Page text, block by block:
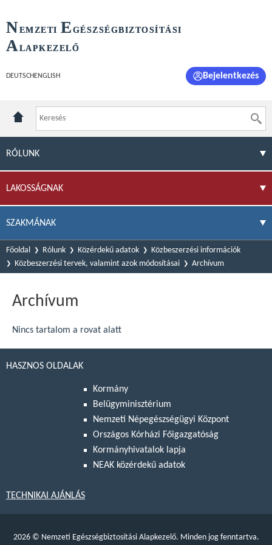
NEMZETI E GÉSZSÉGBIZTOSÍTÁSI
ALAPKEZELŐ
DEUTSCH ENGLISH Bejelentkezés
RÓLUNK
LAKOSSÁGNAK
SZAKMÁNAK
Főoldal Rólunk Közérdekű adatok
Közbeszerzési információk
Közbeszerzési tervek, valamint azok módosításai
Archívum
Archívum
Nincs tartalom a rovat alatt
HASZNOS OLDALAK
Kormány
Belügyminisztérium
Nemzeti Népegészségügyi Központ
Országos Kórházi Főigazgatóság
Kormányhivatalok lapja
NEAK közérdekű adatok
TECHNIKAI AJÁNLÁS
2026 © Nemzeti Egészségbiztosítási Alapkezelő. Minden jog fenntartva.